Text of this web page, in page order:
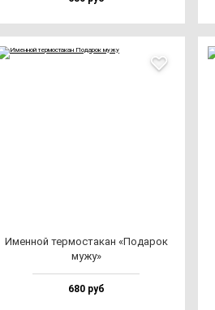
Имен­ной тер­мос­та­кан «Пода­рок
му­жу»
680 руб